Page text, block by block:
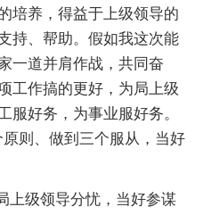
培养，得益于上级领导的
持、帮助。假如我这次能
一道并肩作战，共同奋
工作搞的更好，为局上级
服好务，为事业服好务。
则、做到三个服从，当好
上级领导分忧，当好参谋